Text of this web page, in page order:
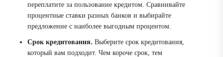
переплатите за пользование кредитом. Сравнивайте
процентные ставки разных банков и выбирайте
предложение с наиболее выгодным процентом.
Срок кредитования. Выберите срок кредитования,
который вам подходит. Чем короче срок, тем